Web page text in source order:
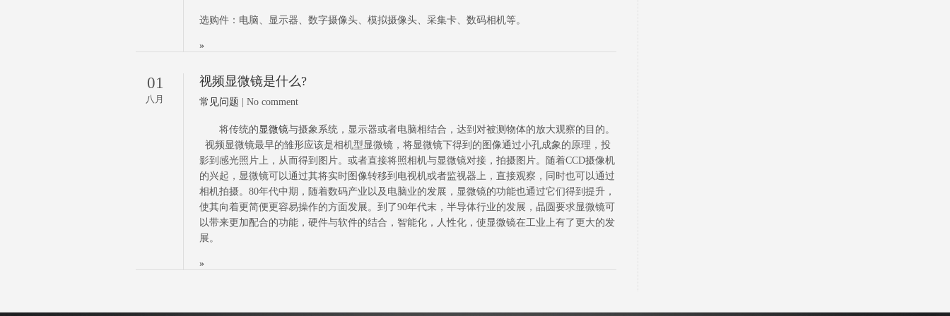
选购件：电脑、显示器、数字摄像头、模拟摄像头、采集卡、数码相机等。
»
01
八月
视频显微镜是什么?
常见问题 | No comment
将传统的显微镜与摄象系统，显示器或者电脑相结合，达到对被测物体的放大观察的目的。
视频显微镜最早的雏形应该是相机型显微镜，将显微镜下得到的图像通过小孔成象的原理，投
影到感光照片上，从而得到图片。或者直接将照相机与显微镜对接，拍摄图片。随着CCD摄像机
的兴起，显微镜可以通过其将实时图像转移到电视机或者监视器上，直接观察，同时也可以通过
相机拍摄。80年代中期，随着数码产业以及电脑业的发展，显微镜的功能也通过它们得到提升，
使其向着更简便更容易操作的方面发展。到了90年代末，半导体行业的发展，晶圆要求显微镜可
以带来更加配合的功能，硬件与软件的结合，智能化，人性化，使显微镜在工业上有了更大的发
展。
»